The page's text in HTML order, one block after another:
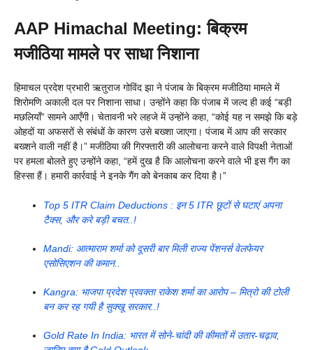
AAP Himachal Meeting: बिक्रम
मजीठिया मामले पर साधा निशाना
हिमाचल प्रदेश प्रभारी ऋतुराज गोविंद झा ने पंजाब के बिक्रम मजीठिया मामले में
शिरोमणि अकाली दल पर निशाना साधा। उन्होंने कहा कि पंजाब में जल्द ही कई “बड़ी
मछलियाँ” सामने आएँगी। चेतावनी भरे लहजे में उन्होंने कहा, “कोई यह न समझे कि बड़े
ओहदों या अफसरों से संबंधों के कारण उसे बख्शा जाएगा। पंजाब में आप की सरकार
बख्शने वाली नहीं है।” मजीठिया की गिरफ्तारी की आलोचना करने वाले विपक्षी नेताओं
पर हमला बोलते हुए उन्होंने कहा, “हमें दुख है कि आलोचना करने वाले भी इस गैंग का
हिस्सा हैं। हमारी कार्रवाई ने इनके गैंग को बेनकाब कर दिया है।”
Top 5 ITR Claim Deductions : इन 5 ITR छूटों से घटाएं अपना
टैक्स, और करे बड़ी बचत..!
Mandi: आत्माराम शर्मा को दूसरी बार मिली राज्य पेंशनर्स वेलफेयर
एसोसिएशन की कमान..
Kangra: भाजपा प्रदेश प्रवक्ता राकेश शर्मा का आरोप – मित्रो की टोली
बन कर रह गयी है सुक्खू सरकार..!
Gold Rate In India: भारत में सोने-चांदी की कीमतों में उतार-चढ़ाव,